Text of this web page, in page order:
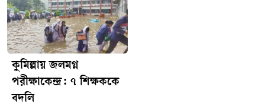
কুমিল্লায় জলমগ্ন
পরীক্ষাকেন্দ্র: ৭ শিক্ষককে
বদলি